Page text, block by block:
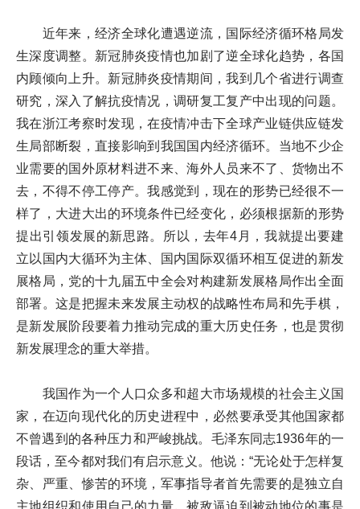
近年来，经济全球化遭遇逆流，国际经济循环格局发
生深度调整。新冠肺炎疫情也加剧了逆全球化趋势，各国
内顾倾向上升。新冠肺炎疫情期间，我到几个省进行调查
研究，深入了解抗疫情况，调研复工复产中出现的问题。
我在浙江考察时发现，在疫情冲击下全球产业链供应链发
生局部断裂，直接影响到我国国内经济循环。当地不少企
业需要的国外原材料进不来、海外人员来不了、货物出不
去，不得不停工停产。我感觉到，现在的形势已经很不一
样了，大进大出的环境条件已经变化，必须根据新的形势
提出引领发展的新思路。所以，去年4月，我就提出要建
立以国内大循环为主体、国内国际双循环相互促进的新发
展格局，党的十九届五中全会对构建新发展格局作出全面
部署。这是把握未来发展主动权的战略性布局和先手棋，
是新发展阶段要着力推动完成的重大历史任务，也是贯彻
新发展理念的重大举措。
我国作为一个人口众多和超大市场规模的社会主义国
家，在迈向现代化的历史进程中，必然要承受其他国家都
不曾遇到的各种压力和严峻挑战。毛泽东同志1936年的一
段话，至今都对我们有启示意义。他说：“无论处于怎样复
杂、严重、惨苦的环境，军事指导者首先需要的是独立自